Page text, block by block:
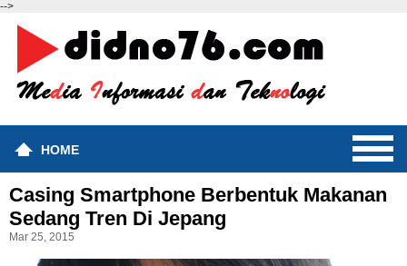
-->
HOME
Casing Smartphone Berbentuk Makanan
Sedang Tren Di Jepang
Mar 25, 2015